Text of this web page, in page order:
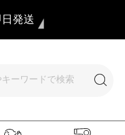
発送